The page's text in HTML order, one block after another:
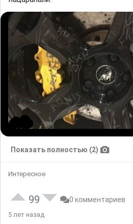
Показать полностью (2)
Интересное
99 0 комментариев
5 лет назад